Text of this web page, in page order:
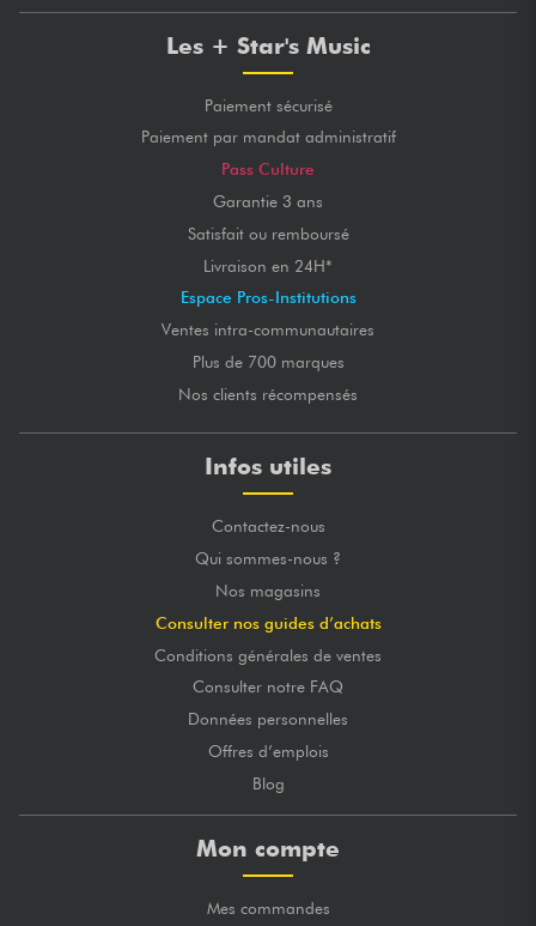
Les + Star's Music
Paiement sécurisé
Paiement par mandat administratif
Pass Culture
Garantie 3 ans
Satisfait ou remboursé
Livraison en 24H*
Espace Pros-Institutions
Ventes intra-communautaires
Plus de 700 marques
Nos clients récompensés
Infos utiles
Contactez-nous
Qui sommes-nous ?
Nos magasins
Consulter nos guides d’achats
Conditions générales de ventes
Consulter notre FAQ
Données personnelles
Offres d’emplois
Blog
Mon compte
Mes commandes